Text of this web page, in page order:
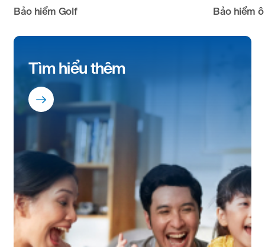
Bảo hiểm Golf Bảo hiểm
Tìm hiểu thêm